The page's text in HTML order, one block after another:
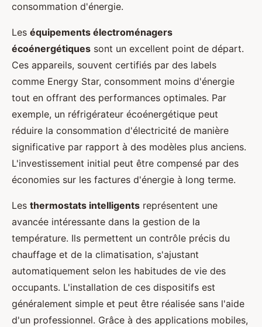
consommation d'énergie.
Les équipements électroménagers
écoénergétiques sont un excellent point de départ.
Ces appareils, souvent certifiés par des labels
comme Energy Star, consomment moins d'énergie
tout en offrant des performances optimales. Par
exemple, un réfrigérateur écoénergétique peut
réduire la consommation d'électricité de manière
significative par rapport à des modèles plus anciens.
L'investissement initial peut être compensé par des
économies sur les factures d'énergie à long terme.
Les thermostats intelligents représentent une
avancée intéressante dans la gestion de la
température. Ils permettent un contrôle précis du
chauffage et de la climatisation, s'ajustant
automatiquement selon les habitudes de vie des
occupants. L'installation de ces dispositifs est
généralement simple et peut être réalisée sans l'aide
d'un professionnel. Grâce à des applications mobiles,